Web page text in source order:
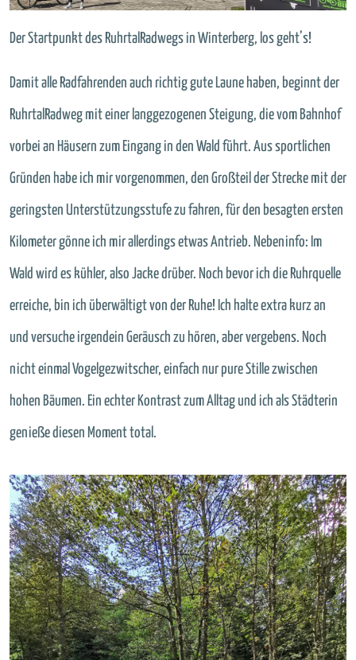
Der Startpunkt des RuhrtalRadwegs in Winterberg, los geht’s!
Damit alle Radfahrenden auch richtig gute Laune haben, beginnt der
RuhrtalRadweg mit einer langgezogenen Steigung, die vom Bahnhof
vorbei an Häusern zum Eingang in den Wald führt. Aus sportlichen
Gründen habe ich mir vorgenommen, den Großteil der Strecke mit der
geringsten Unterstützungsstufe zu fahren, für den besagten ersten
Kilometer gönne ich mir allerdings etwas Antrieb. Nebeninfo: Im
Wald wird es kühler, also Jacke drüber. Noch bevor ich die Ruhrquelle
erreiche, bin ich überwältigt von der Ruhe! Ich halte extra kurz an
und versuche irgendein Geräusch zu hören, aber vergebens. Noch
nicht einmal Vogelgezwitscher, einfach nur pure Stille zwischen
hohen Bäumen. Ein echter Kontrast zum Alltag und ich als Städterin
genieße diesen Moment total.